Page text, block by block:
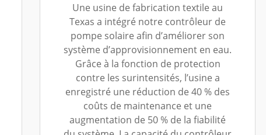
Une usine de fabrication textile au
Texas a intégré notre contrôleur de
pompe solaire afin d’améliorer son
système d’approvisionnement en eau.
Grâce à la fonction de protection
contre les surintensités, l’usine a
enregistré une réduction de 40 % des
coûts de maintenance et une
augmentation de 50 % de la fiabilité